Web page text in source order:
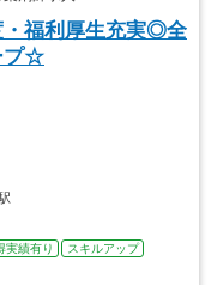
・福利厚生充実◎全
プ☆
実績有り
スキルアップ